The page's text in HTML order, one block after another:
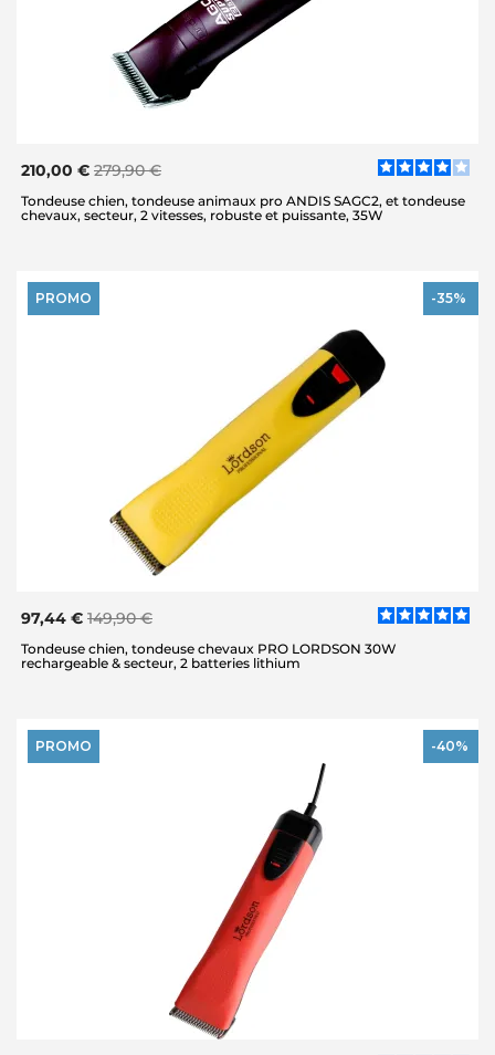
210,00 € 279,90 €
Tondeuse chien, tondeuse animaux pro ANDIS SAGC2, et tondeuse
chevaux, secteur, 2 vitesses, robuste et puissante, 35W
PROMO -35%
97,44 € 149,90 €
Tondeuse chien, tondeuse chevaux PRO LORDSON 30W
rechargeable & secteur, 2 batteries lithium
PROMO -40%